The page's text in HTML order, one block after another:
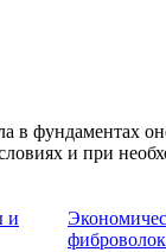
в фундаментах
и при
и